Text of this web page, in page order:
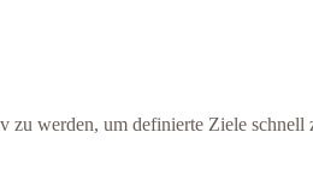
zu werden, um definierte Ziele schnell